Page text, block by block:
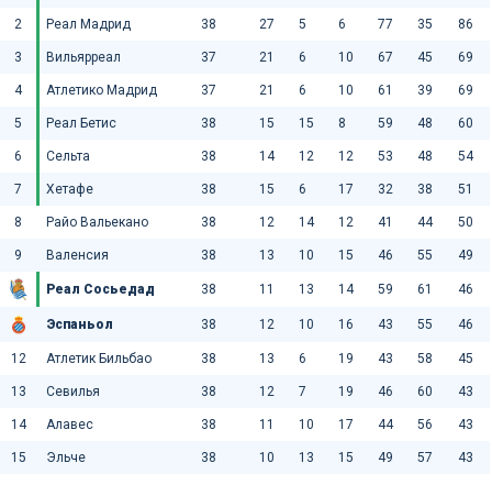
2 Реал Мадрид 38 27 5 6 77 35 86
3 Вильярреал 37 21 6 10 67 45 69
4 Атлетико Мадрид 37 21 6 10 61 39 69
5 Реал Бетис 38 15 15 8 59 48 60
6 Сельта 38 14 12 12 53 48 54
7 Хетафе 38 15 6 17 32 38 51
8 Райо Вальекано 38 12 14 12 41 44 50
9 Валенсия 38 13 10 15 46 55 49
Реал Сосьедад 38 11 13 14 59 61 46
Эспаньол 38 12 10 16 43 55 46
12 Атлетик Бильбао 38 13 6 19 43 58 45
13 Севилья 38 12 7 19 46 60 43
14 Алавес 38 11 10 17 44 56 43
15 Эльче 38 10 13 15 49 57 43